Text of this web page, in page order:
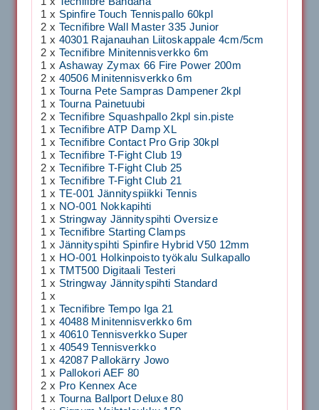
1 x Spinfire Touch Tennispallo 60kpl
2 x Tecnifibre Wall Master 335 Junior
1 x 40301 Rajanauhan Liitoskappale 4cm/5cm
2 x Tecnifibre Minitennisverkko 6m
1 x Ashaway Zymax 66 Fire Power 200m
2 x 40506 Minitennisverkko 6m
1 x Tourna Pete Sampras Dampener 2kpl
1 x Tourna Painetuubi
2 x Tecnifibre Squashpallo 2kpl sin.piste
1 x Tecnifibre ATP Damp XL
1 x Tecnifibre Contact Pro Grip 30kpl
1 x Tecnifibre T-Fight Club 19
2 x Tecnifibre T-Fight Club 25
1 x Tecnifibre T-Fight Club 21
1 x TE-001 Jännityspiikki Tennis
1 x NO-001 Nokkapihti
1 x Stringway Jännityspihti Oversize
1 x Tecnifibre Starting Clamps
1 x Jännityspihti Spinfire Hybrid V50 12mm
1 x HO-001 Holkinpoisto työkalu Sulkapallo
1 x TMT500 Digitaali Testeri
1 x Stringway Jännityspihti Standard
1 x
1 x Tecnifibre Tempo Iga 21
1 x 40488 Minitennisverkko 6m
1 x 40610 Tennisverkko Super
1 x 40549 Tennisverkko
1 x 42087 Pallokärry Jowo
1 x Pallokori AEF 80
2 x Pro Kennex Ace
1 x Tourna Ballport Deluxe 80